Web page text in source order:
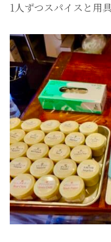
1人ずつスパイスと用